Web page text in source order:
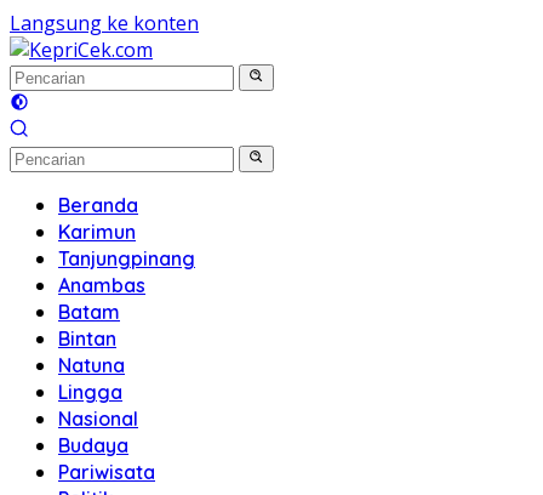
Langsung ke konten
Beranda
Karimun
Tanjungpinang
Anambas
Batam
Bintan
Natuna
Lingga
Nasional
Budaya
Pariwisata